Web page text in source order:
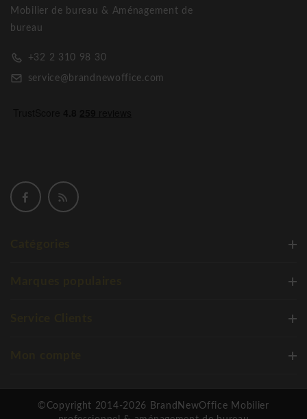
Mobilier de bureau & Aménagement de
bureau
+32 2 310 98 30
service@brandnewoffice.com
©Copyright 2014-2026 BrandNewOffice Mobilier